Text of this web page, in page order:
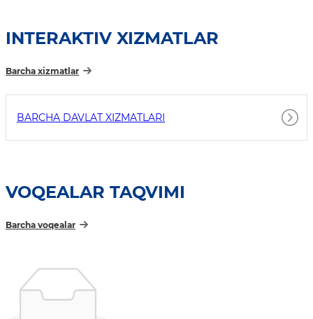
INTERAKTIV XIZMATLAR
Barcha xizmatlar
BARCHA DAVLAT XIZMATLARI
VOQEALAR TAQVIMI
Barcha voqealar